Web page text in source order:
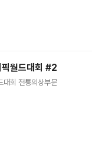
월드대회 #2
대회 전통의상부문